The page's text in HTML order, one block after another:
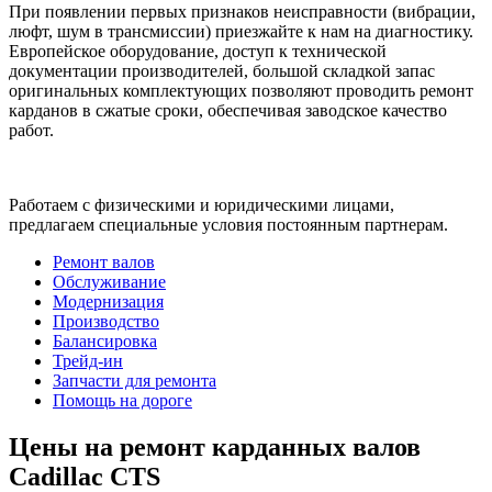
При появлении первых признаков неисправности (вибрации,
люфт, шум в трансмиссии) приезжайте к нам на диагностику.
Европейское оборудование, доступ к технической
документации производителей, большой складкой запас
оригинальных комплектующих позволяют проводить ремонт
карданов в сжатые сроки, обеспечивая заводское качество
работ.
Работаем с физическими и юридическими лицами,
предлагаем специальные условия постоянным партнерам.
Ремонт валов
Обслуживание
Модернизация
Производство
Балансировка
Трейд-ин
Запчасти для ремонта
Помощь на дороге
Цены на ремонт карданных валов
Cadillac CTS